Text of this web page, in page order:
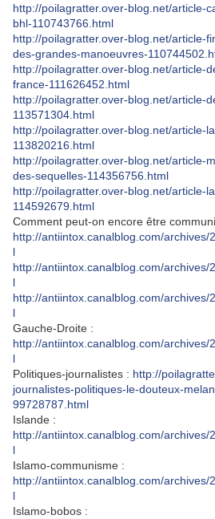
http://poilagratter.over-blog.net/article-
bhl-110743766.html
http://poilagratter.over-blog.net/article-
des-grandes-manoeuvres-
http://poilagratter.over-blog.net/article-
france-111626452.html
http://poilagratter.over-blog.net/article-
113571304.html
http://poilagratter.over-blog.net/article-
113820216.html
http://poilagratter.over-blog.net/article-
des-sequelles-114356756.html
http://poilagratter.over-blog.net/article-
114592679.html
Comment peut-on encore être
http://antiintox.canalblog.com/archives/
l
http://antiintox.canalblog.com/archives/
l
http://antiintox.canalblog.com/archives/
l
Gauche-Droite :
http://antiintox.canalblog.com/archives/
l
Politiques-journalistes : http://
journalistes-politiques-le-douteux-
99728787.html
Islande :
http://antiintox.canalblog.com/archives/
l
Islamo-communisme :
http://antiintox.canalblog.com/archives/
l
Islamo-bobos :